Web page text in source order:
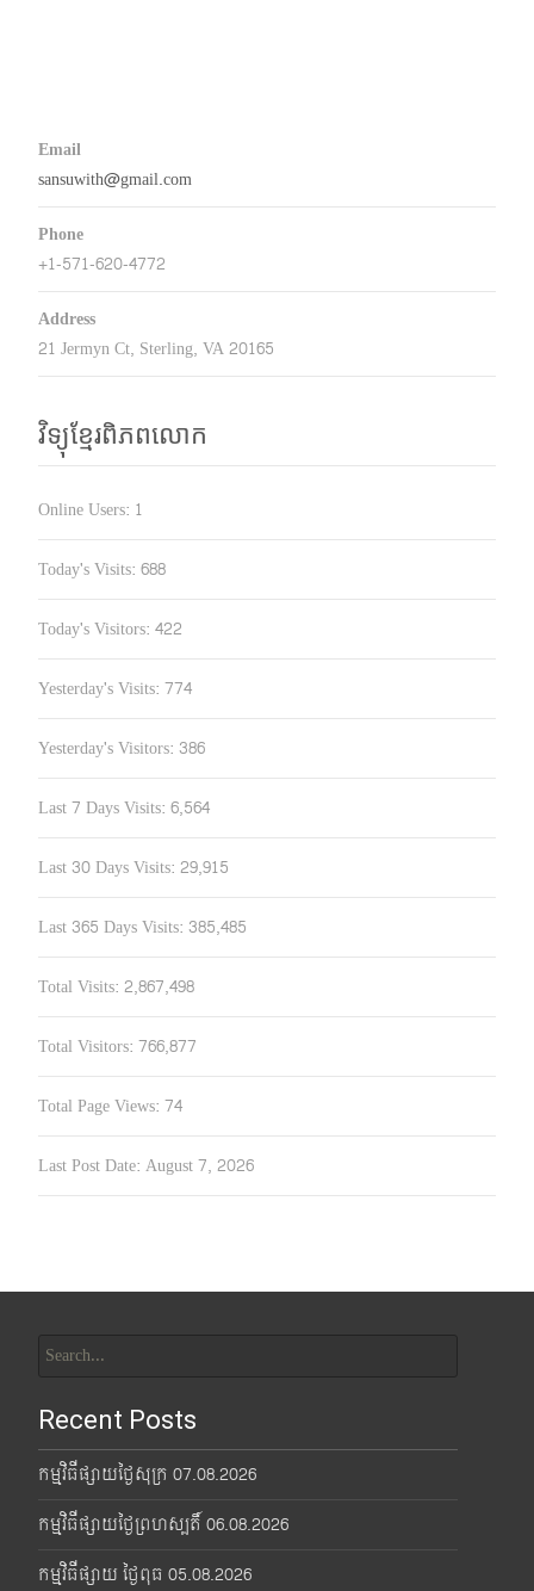
Email
sansuwith@gmail.com
Phone
+1-571-620-4772
Address
21 Jermyn Ct, Sterling, VA 20165
វិទ្យុខ្មែរពិភពលោក
Online Users: 1
Today's Visits: 688
Today's Visitors: 422
Yesterday's Visits: 774
Yesterday's Visitors: 386
Last 7 Days Visits: 6,564
Last 30 Days Visits: 29,915
Last 365 Days Visits: 385,485
Total Visits: 2,867,498
Total Visitors: 766,877
Total Page Views: 74
Last Post Date: August 7, 2026
for:
Recent Posts
កម្មវិធីផ្សាយថ្ងៃសុក្រ 07.08.2026
កម្មវិធីផ្សាយថ្ងៃព្រហស្បតិ៍ 06.08.2026
កម្មវិធីផ្សាយ ថ្ងៃពុធ 05.08.2026